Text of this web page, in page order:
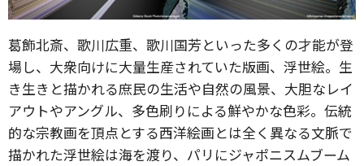
葛飾北斎、歌川広重、歌川国芳といった多くの才能が登
場し、大衆向けに大量生産されていた版画、浮世絵。生
き生きと描かれる庶民の生活や自然の風景、大胆なレイ
アウトやアングル、多色刷りによる鮮やかな色彩。伝統
的な宗教画を頂点とする西洋絵画とは全く異なる文脈で
描かれた浮世絵は海を渡り、パリにジャポニスムブーム